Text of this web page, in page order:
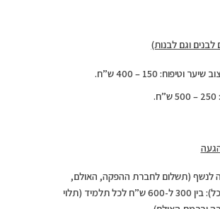
לבנים וגם לבנות)
וטיפוח: 150 – 400 ש”ח.
לנשף (תשלום לחברת ההפקה, האולם,
הדיג’יי והאוכל): בין 300 ל-600 ש”ח לכל תלמיד (תלוי